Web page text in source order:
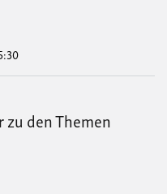
&
den Themen